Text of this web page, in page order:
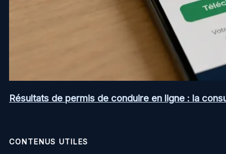
Résultats de permis de conduire en ligne : la
CONTENUS UTILES